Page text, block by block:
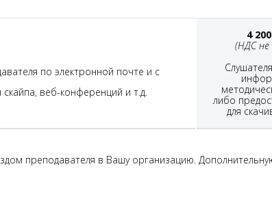
по электронной почте и с
веб-конференций и т.д.
4
(НДС не
либо
для
преподавателя в Вашу организацию.